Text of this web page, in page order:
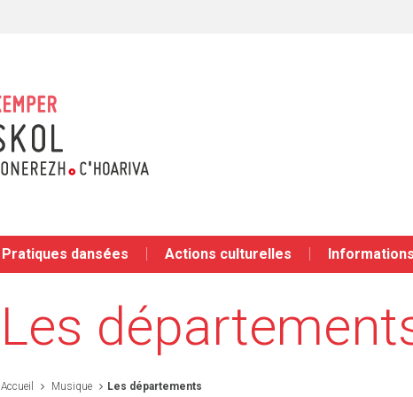
Pratiques dansées Actions culturelles
Les
Accueil Musique Les départements